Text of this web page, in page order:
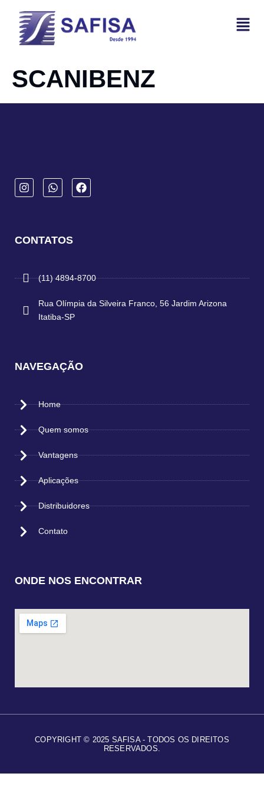
SCANIBENZ
CONTATOS
(11) 4894-8700
Rua Olímpia da Silveira Franco, 56 Jardim Arizona
Itatiba-SP
NAVEGAÇÃO
Home
Quem somos
Vantagens
Aplicações
Distribuidores
Contato
ONDE NOS ENCONTRAR
COPYRIGHT © 2025 SAFISA - TODOS OS DIREITOS
RESERVADOS.